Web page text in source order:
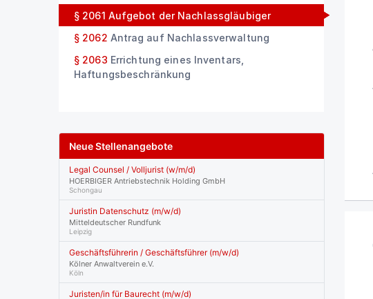
§ 2061 Aufgebot der Nachlassgläubiger
§ 2062 Antrag auf Nachlassverwaltung
§ 2063 Errichtung eines Inventars,
Haftungsbeschränkung